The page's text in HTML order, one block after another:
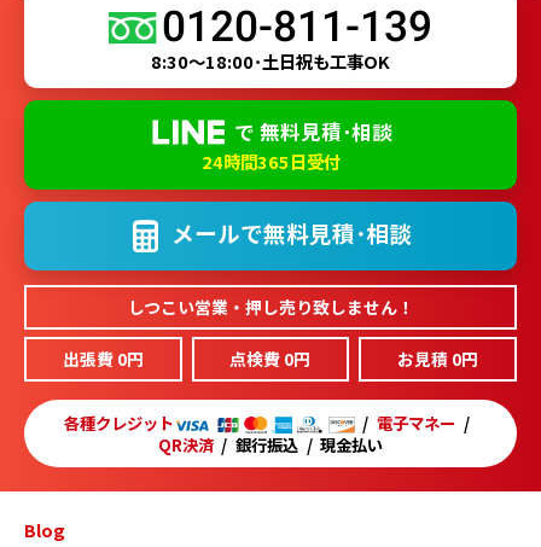
0120-811-139
8:30～18:00･土日祝も工事OK
で 無料見積･相談
24時間365日受付
メールで無料見積･相談
しつこい営業・押し売り致しません！
出張費 0円 点検費 0円 お見積 0円
各種クレジット
電子マネー
QR決済
銀行振込 現金払い
Blog